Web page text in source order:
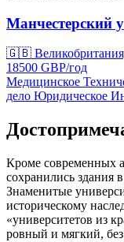
Манчестерский
🇬🇧
18500 GBP/год
Медицинское
дело Юридическое
Кроме современных
сохранились здания
Знаменитые
историческому
«университетов из
ровный и мягкий,